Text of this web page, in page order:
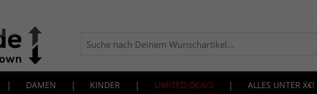
| DAMEN | KINDER | LIMITED-DEALS | ALLES UNTER X€!